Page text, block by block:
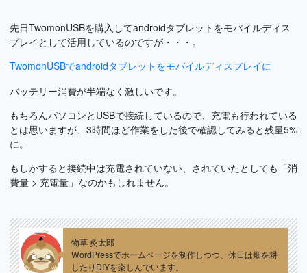
先日TwomonUSBを購入してandroidタブレットをモバイルディス
プレイとして活用しているのですが・・・。
TwomonUSBでandroidタブレットをモバイルディスプレイに
バッテリー消費が半端なく激しいです。
もちろんパソコンとUSBで接続しているので、充電も行われている
とは思いますが、3時間ほど作業をした後で確認してみると残量5%
に。
もしかすると接続中は充電されていない、されていたとしても「消
費量 > 充電量」なのかもしれません。
物草 灸太郎
WordPressでホームページを制作しつつ、休日は畑を耕
したりDIYを楽しんでいます。